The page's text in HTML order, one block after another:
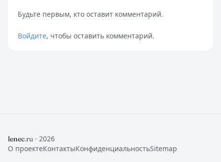
Будьте первым, кто оставит комментарий.
Войдите, чтобы оставить комментарий.
lenec.ru · 2026
О проектеКонтактыКонфиденциальностьSitemap